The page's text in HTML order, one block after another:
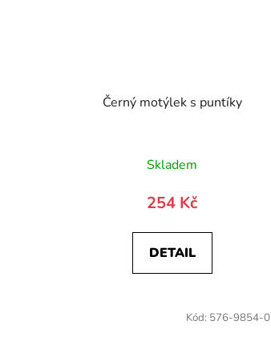
Černý motýlek s puntíky
Skladem
254 Kč
DETAIL
Kód: 576-9854-0